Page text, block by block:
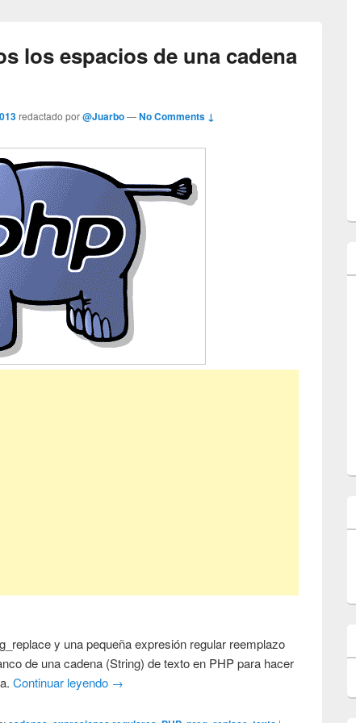
los espacios de una cadena
redactado por@Juarbo—No Comments ↓
y una pequeña expresión regular reemplazo
de una cadena (String) de texto en PHP para hacer
Continuar leyendo →